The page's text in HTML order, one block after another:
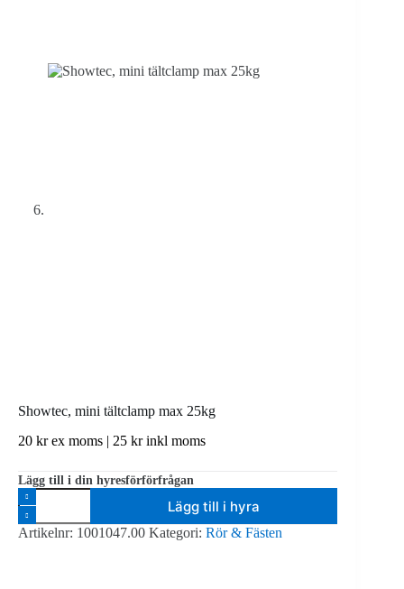
Showtec, mini tältclamp max 25kg
20 krex moms | 25 krinkl moms
Lägg till i din hyresförförfrågan
Showtec,
mini
tältclamp
max
Lägg till i hyra
Artikelnr: 1001047.00 Kategori: Rör & Fästen